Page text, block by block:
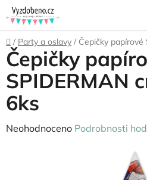
Přejít
na
obsah
Domů
/ Party a oslavy / Čepičky papírové
Čepičky
SPIDERMAN
6ks
Průměrné
Neohodnoceno Podrobnosti